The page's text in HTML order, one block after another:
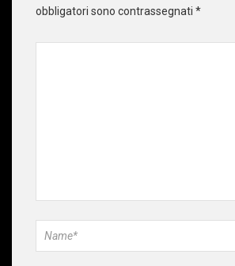
obbligatori sono contrassegnati *